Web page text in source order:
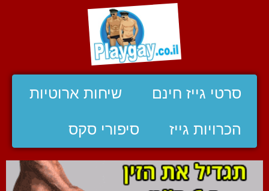
סרטי גייז חינם שיחות ארוטיות
הכרויות גייז סיפורי סקס